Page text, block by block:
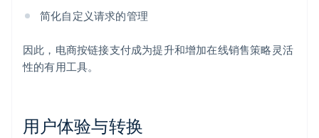
简化自定义请求的管理
因此，电商按链接支付成为提升和增加在线销售策略灵活
性的有用工具。
用户体验与转换